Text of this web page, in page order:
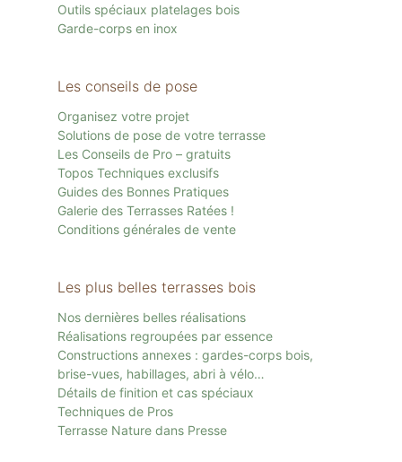
Outils spéciaux platelages bois
Garde-corps en inox
Les conseils de pose
Organisez votre projet
Solutions de pose de votre terrasse
Les Conseils de Pro – gratuits
Topos Techniques exclusifs
Guides des Bonnes Pratiques
Galerie des Terrasses Ratées !
Conditions générales de vente
Les plus belles terrasses bois
Nos dernières belles réalisations
Réalisations regroupées par essence
Constructions annexes : gardes-corps bois,
brise-vues, habillages, abri à vélo…
Détails de finition et cas spéciaux
Techniques de Pros
Terrasse Nature dans Presse